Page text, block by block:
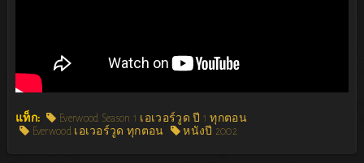
แท็ก:
Everwood Season 1 เอเวอร์วูด ปี 1 ทุกตอน
Everwood เอเวอร์วูด ทุกตอน
หนังปี 2002